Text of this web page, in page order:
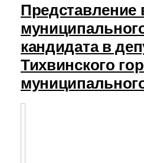
Представление
кандидата в
Тихвинского